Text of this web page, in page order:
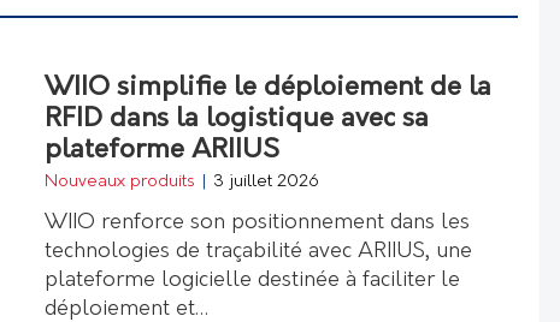
WIIO simplifie le déploiement de la
RFID dans la logistique avec sa
plateforme ARIIUS
Nouveaux produits 3 juillet 2026
WIIO renforce son positionnement dans les
technologies de traçabilité avec ARIIUS, une
plateforme logicielle destinée à faciliter le
déploiement et…